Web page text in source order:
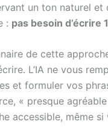
un ton naturel
: pas besoin d’écrire
de cette
L’IA ne vous
et formuler vos
« presque agréable
accessible, même